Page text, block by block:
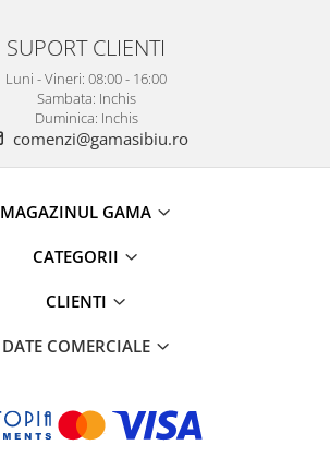
SUPORT CLIENTI
Luni - Vineri: 08:00 - 16:00
Sambata: Inchis
Duminica: Inchis
comenzi@gamasibiu.ro
MAGAZINUL GAMA
CATEGORII
CLIENTI
DATE COMERCIALE